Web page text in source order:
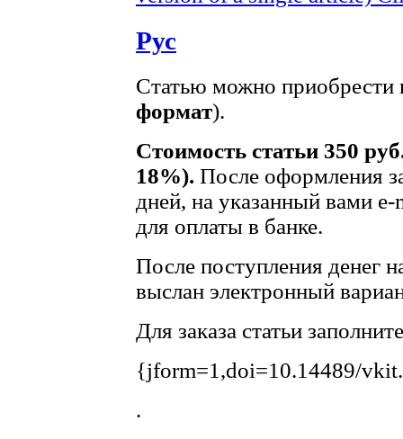
Рус
Статью можно приобрести
формат).
Стоимость статьи 350
18%). После оформления
дней, на указанный вами
для оплаты в банке.
После поступления денег
выслан электронный
Для заказа статьи
{jform=1,doi=10.14489/
.